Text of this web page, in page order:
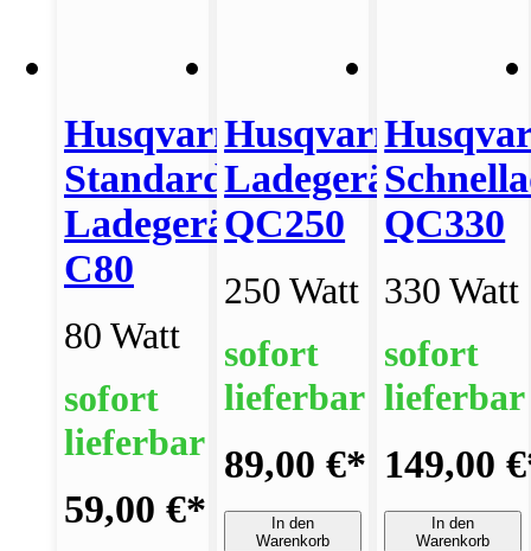
Husqvarna
Standard
Ladegerät
C80
80 Watt
sofort
lieferbar
59,00 €*
Husqvarna
Ladegerät
QC250
250 Watt
sofort
lieferbar
89,00 €*
In den
Warenkorb
QC330
330 Watt
sofort
lieferbar
149,00 €
In den
Warenkorb